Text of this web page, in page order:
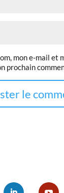
mon e-mail et
prochain